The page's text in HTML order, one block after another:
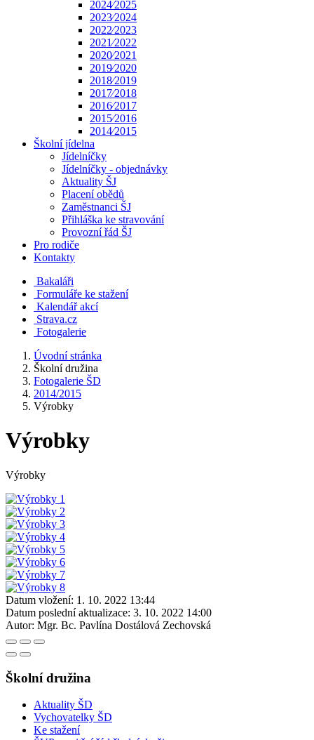
2024⁄2025
2023⁄2024
2022⁄2023
2021⁄2022
2020⁄2021
2019⁄2020
2018⁄2019
2017⁄2018
2016⁄2017
2015⁄2016
2014⁄2015
Školní jídelna
Jídelníčky
Jídelníčky - objednávky
Aktuality ŠJ
Placení obědů
Zaměstnanci ŠJ
Přihláška ke stravování
Provozní řád ŠJ
Pro rodiče
Kontakty
Bakaláři
Formuláře ke stažení
Kalendář akcí
Strava.cz
Fotogalerie
Úvodní stránka
Školní družina
Fotogalerie ŠD
2014/2015
Výrobky
Výrobky
Výrobky
Datum vložení: 1. 10. 2022 13:44
Datum poslední aktualizace: 3. 10. 2022 14:00
Autor: Mgr. Bc. Pavlína Dostálová Zechovská
Školní družina
Aktuality ŠD
Vychovatelky ŠD
Ke stažení